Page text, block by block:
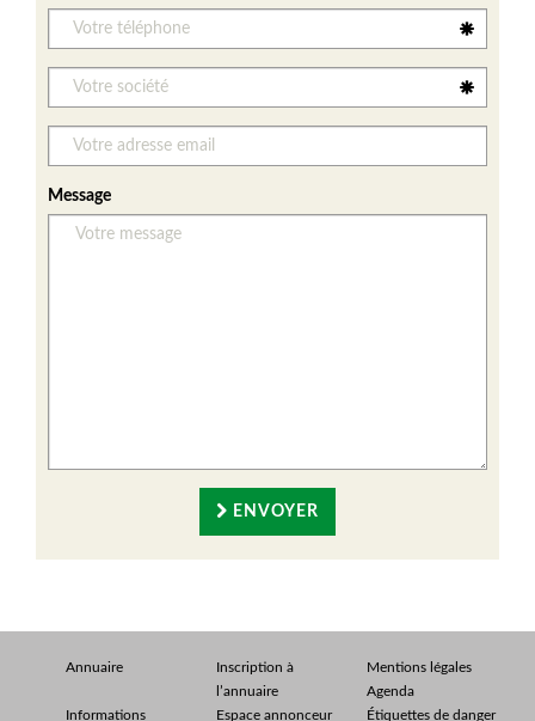
Message
ENVOYER
Annuaire
Inscription à
l’annuaire
Mentions légales
Agenda
Informations
Espace annonceur Étiquettes de danger